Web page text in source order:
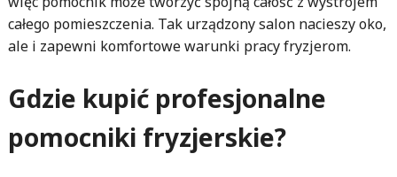
całego pomieszczenia. Tak urządzony salon nacieszy oko,
ale i zapewni komfortowe warunki pracy fryzjerom.
Gdzie kupić profesjonalne
pomocniki fryzjerskie?